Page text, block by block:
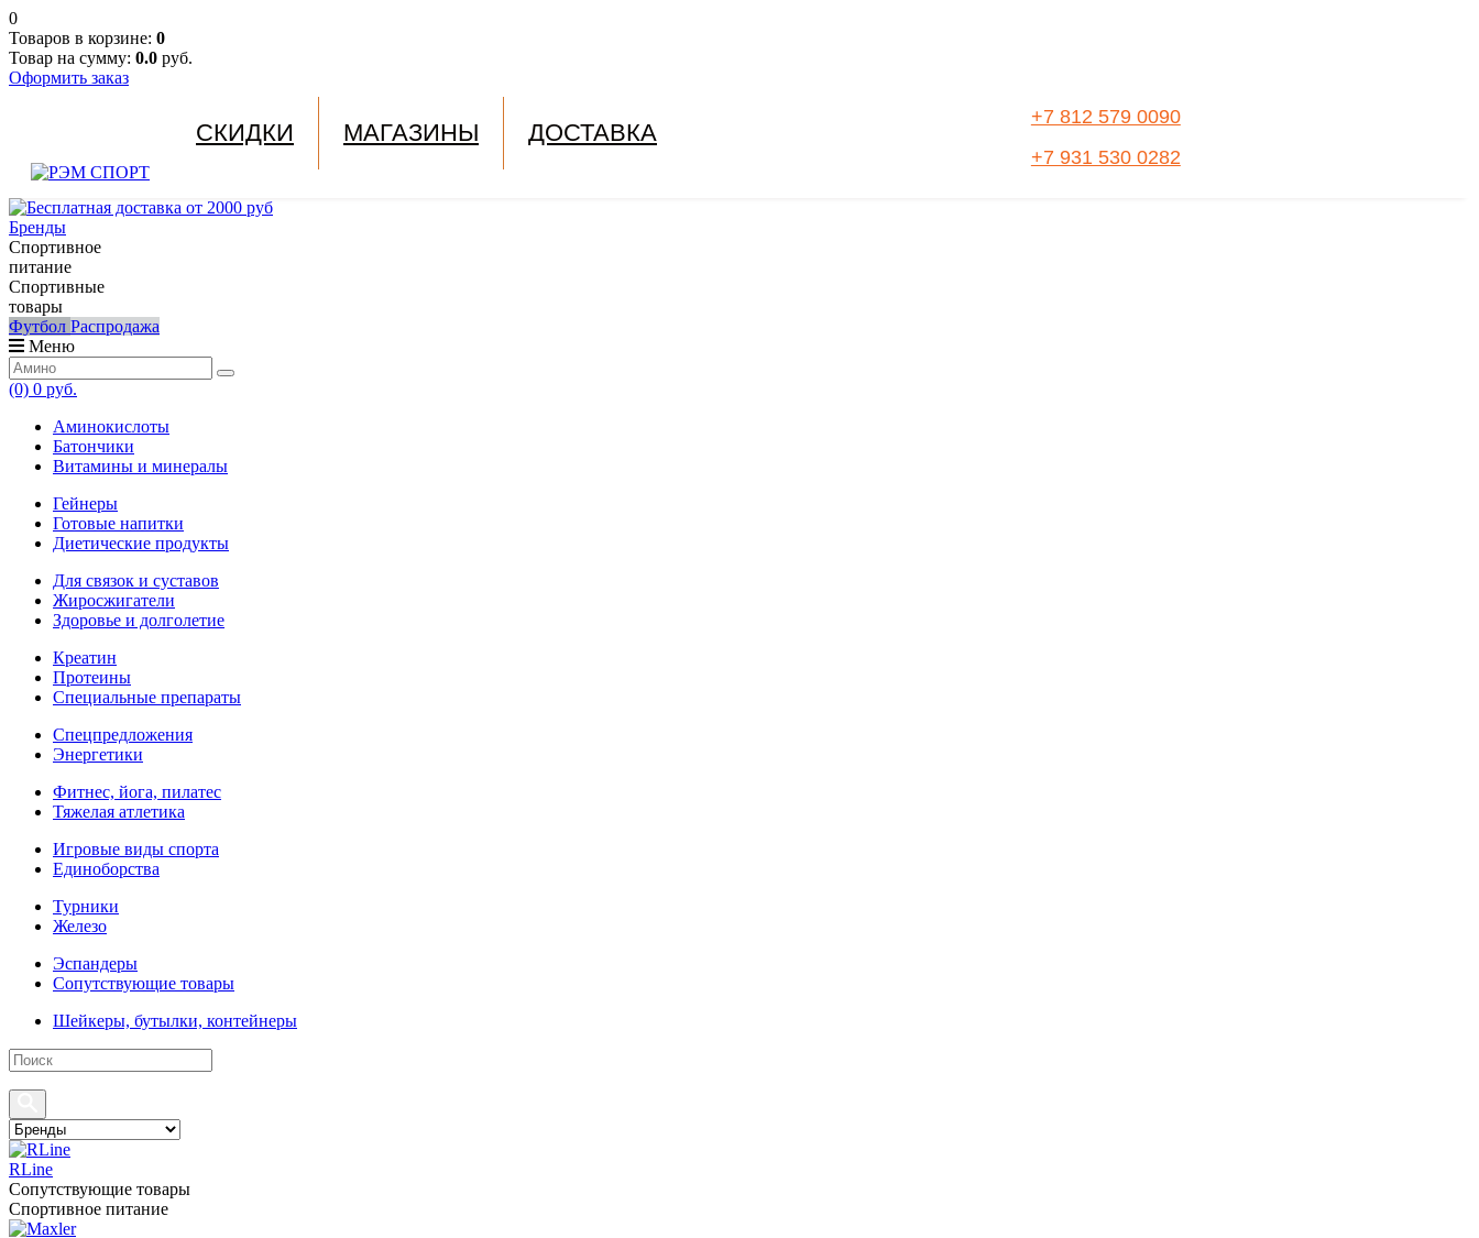
0
Товаров в корзине: 0
Товар на сумму: 0.0 руб.
Оформить заказ
СКИДКИ МАГАЗИНЫ ДОСТАВКА
+7 812 579 0090
+7 931 530 0282
Бренды
Спортивное
питание
Спортивные
товары
Футбол Распродажа
Меню
(0) 0 руб.
Аминокислоты
Батончики
Витамины и минералы
Гейнеры
Готовые напитки
Диетические продукты
Для связок и суставов
Жиросжигатели
Здоровье и долголетие
Креатин
Протеины
Специальные препараты
Спецпредложения
Энергетики
Фитнес, йога, пилатес
Тяжелая атлетика
Игровые виды спорта
Единоборства
Турники
Железо
Эспандеры
Сопутствующие товары
Шейкеры, бутылки, контейнеры
RLine
Сопутствующие товары
Спортивное питание